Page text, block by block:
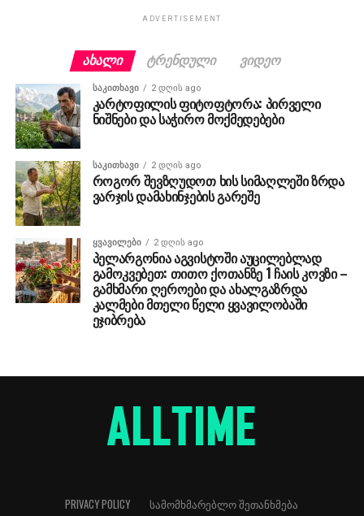
ADVERTISEMENT
ᲐᲮᲐᲚᲘ ᲢᲠᲔᲜᲓᲣᲚᲘ ᲕᲘᲓᲔᲝ
ᲡᲐᲙᲘᲗᲮᲐᲕᲘ 2 დღის ago
კარტოფილის ფიტოფტორა: პირველი
ნიშნები და საჭირო მოქმედებები
ᲡᲐᲙᲘᲗᲮᲐᲕᲘ 2 დღის ago
როგორ შევზღუდოთ ხის სიმაღლეში ზრდა
ვარჯის დამახინჯების გარეშე
ᲧᲕᲐᲕᲘᲚᲔᲑᲘ 2 დღის ago
პელარგონია აგვისტოში აუცილებლად
გამოკვებეთ: თითო ქოთანზე 1 ჩაის კოვზი –
გამხმარი ღეროები და ახალგაზრდა
კალმები მთელი წელი ყვავილობაში
ეჯიბრება
PRIVACY POLICY ᲡᲐᲛᲝᲛᲮᲛᲐᲠᲔᲑᲚᲝ ᲨᲔᲗᲐᲜᲮᲛᲔᲑᲐ